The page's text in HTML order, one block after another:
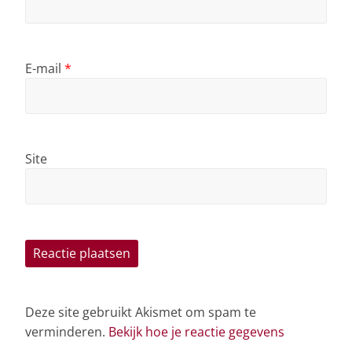
E-mail *
Site
Deze site gebruikt Akismet om spam te
verminderen. Bekijk hoe je reactie gegevens